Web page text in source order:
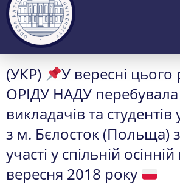
(УКР)
У вересні цього
ОРІДУ НАДУ перебувала
викладачів та студентів
з м. Бєлосток (Польща)
участі у спільній
вересня 2018 року